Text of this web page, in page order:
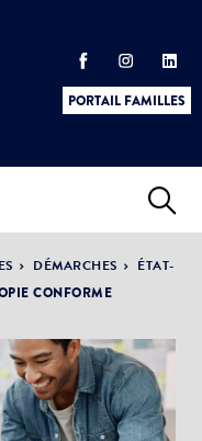
PORTAIL FAMILLES
&
DÉMARCHES
ÉTAT-
CONFORME